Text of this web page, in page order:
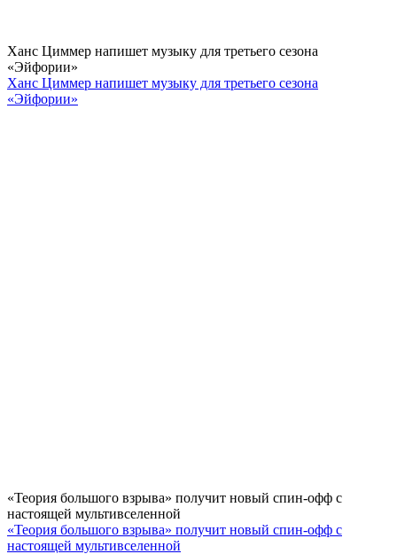
Ханс Циммер напишет музыку для третьего сезона
«Эйфории»
Ханс Циммер напишет музыку для третьего сезона
«Эйфории»
«Теория большого взрыва» получит новый спин-офф с
настоящей мультивселенной
«Теория большого взрыва» получит новый спин-офф с
настоящей мультивселенной